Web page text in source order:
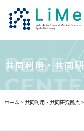
医生研について
研究について
共同利⽤・共同
ホーム> 共同利⽤・共同研究拠点